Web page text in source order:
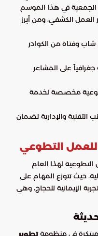
الجمعية في هذا الموسم
الكشفي، ومن أبرز
استقطاب وتأهيل أكثر من 5,000 شاب وفتاة من الكوادر
جغرافياً على المشاعر
ألف ساعة تطوعية مخصصة لخدمة
التقنية والإدارية لضمان
التطوعي
لهذا العام
حيث تتوزع المهام على
الإيمانية للحجاج، وهي
في منظومةتطوير